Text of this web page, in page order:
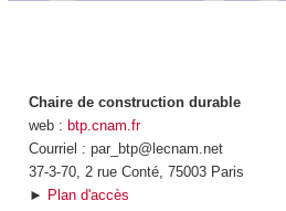
Chaire de construction durable
web : btp.cnam.fr
Courriel : par_btp@lecnam.net
37-3-70, 2 rue Conté, 75003 Paris
► Plan d'accès